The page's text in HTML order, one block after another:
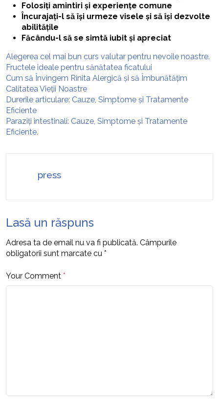
Folosiți amintiri și experiențe comune
Încurajați-l să își urmeze visele și să își dezvolte
abilitățile
Făcându-l să se simtă iubit și apreciat
Alegerea cel mai bun curs valutar pentru nevoile noastre.
Fructele ideale pentru sănătatea ficatului
Cum să Învingem Rinita Alergică și să Îmbunătățim
Calitatea Vieții Noastre
Durerile articulare: Cauze, Simptome și Tratamente
Eficiente
Paraziți intestinali: Cauze, Simptome și Tratamente
Eficiente.
press
Lasă un răspuns
Adresa ta de email nu va fi publicată. Câmpurile
obligatorii sunt marcate cu *
Your Comment *